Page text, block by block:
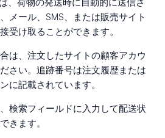
メール、SMS、または販売サイト
受け取ることができます。
は、注文したサイトの顧客アカウ
さい。追跡番号は注文履歴または
に記載されています。
検索フィールドに入力して配送状
きます。